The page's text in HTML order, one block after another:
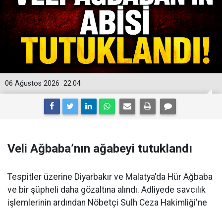
22:04
06 Ağustos 2026
Veli Ağbaba’nın ağabeyi tutuklandı
Tespitler üzerine Diyarbakır ve Malatya'da Hür Ağbaba
ve bir şüpheli daha gözaltına alındı. Adliyede savcılık
işlemlerinin ardından Nöbetçi Sulh Ceza Hakimliği'ne